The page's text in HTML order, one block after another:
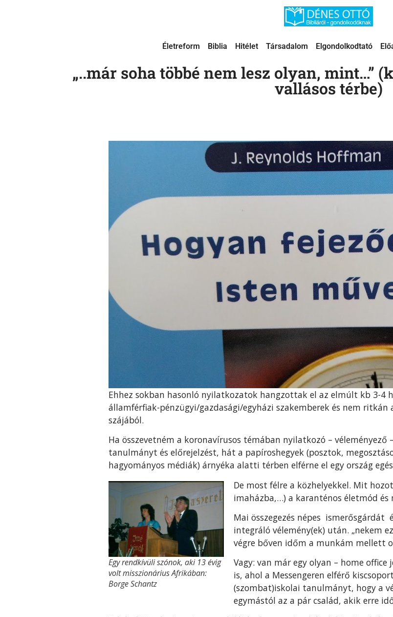
Életreform Biblia Hitélet Társadalom Elgondolkodtató
„..már soha többé nem lesz olyan, mint…”
vallásos térbe)
Ehhez sokban hasonló nyilatkozatok hangzottak el az elmúlt kb 3-4
államférfiak-pénzügyi/gazdasági/egyházi szakemberek és nem
szájából.
Ha összevetném a koronavírusos témában nyilatkozó –
tanulmányt és előrejelzést, hát a papíroshegyek (posztok,
hagyományos médiák) árnyéka alatti térben elférne el egy ország
Egy rendkívüli szónok, aki 13 évig
volt misszionárius Afrikában:
Borge Schantz
De most félre a közhelyekkel. Mit
imaházba,…) a karanténos életmód és
Mai összegezés népes
integráló vélemény(ek) után. „nekem
végre bőven időm a munkám mellett
Vagy: van már egy olyan – home
is, ahol a Messengeren elférő
(szombat)iskolai tanulmányt, hogy a
egymástól az a pár család, akik erre